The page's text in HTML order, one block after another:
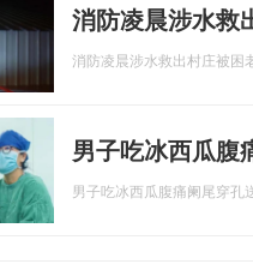
消防凌晨涉水救
消防凌晨涉水救出村庄被困
男子吃冰西瓜腹
男子吃冰西瓜腹痛阑尾穿孔